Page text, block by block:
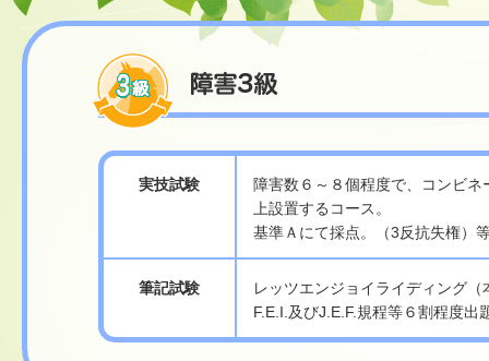
実技試験
障害数６～８個程度で、コンビ
上設置するコース。
基準Ａにて採点。（3反抗失権）
筆記試験
レッツエンジョイライディング
F.E.I.及びJ.E.F.規程等６割程度出